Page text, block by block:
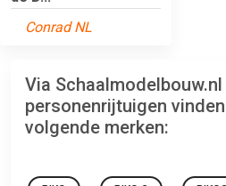
Conrad NL
Via
personenrijtuigen
volgende merken: